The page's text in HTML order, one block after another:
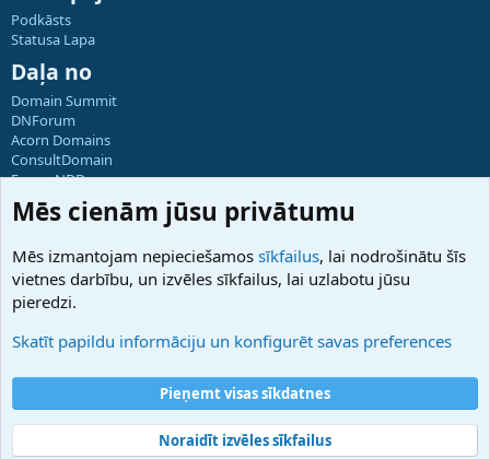
Podkāsts
Statusa Lapa
Daļa no
Domain Summit
DNForum
Acorn Domains
ConsultDomain
ForumNDD
Domainforum.ro
27.be
Hostmaria
Atbalsts
Palīdzība
Noteikumi un nosacījumi
Privātuma politika
Mēs cienām jūsu privātumu
Mēs izmantojam nepieciešamos sīkfailus, lai nodrošinātu šīs
vietnes darbību, un izvēles sīkfailus, lai uzlabotu jūsu
pieredzi.
Skatīt papildu informāciju un konfigurēt savas preferences
Pieņemt visas sīkdatnes
Noraidīt izvēles sīkfailus